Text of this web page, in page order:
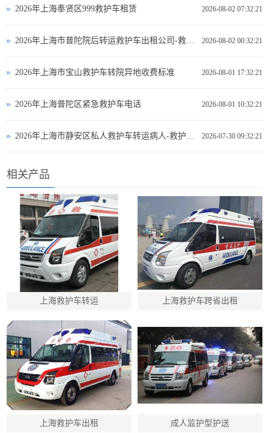
2026-08-02 07:32:21
2026年上海奉贤区999救护车租赁
2026-08-02 00:32:21
2026-08-01 17:32:21
2026年上海市宝山救护车转院异地收费标准
2026-08-01 10:32:21
2026年上海普陀区紧急救护车电话
2026-07-30 09:32:21
相关产品
上海救护车转运 上海救护车跨省出租
上海救护车出租 成人监护型护送